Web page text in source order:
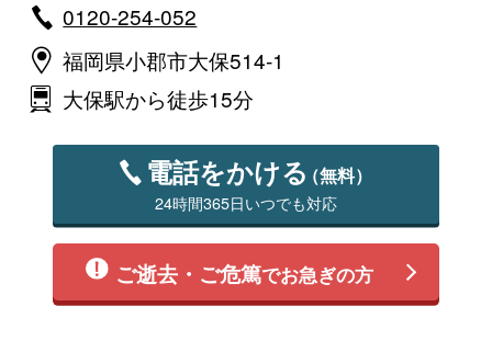
0120-254-052
福岡県小郡市大保514-1
大保駅から徒歩15分
電話をかける（無料）
24時間365日いつでも対応
ご逝去・ご危篤でお急ぎの方